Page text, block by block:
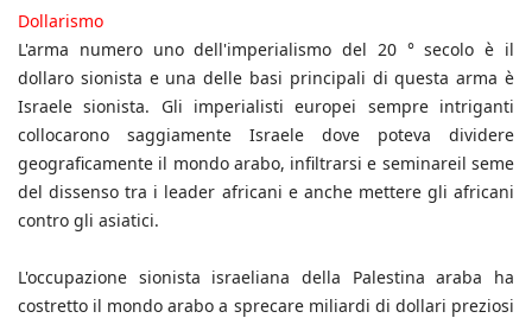
Dollarismo
L'arma numero uno dell'imperialismo del 20 ° secolo è il
dollaro sionista e una delle basi principali di questa arma è
Israele sionista. Gli imperialisti europei sempre intriganti
collocarono saggiamente Israele dove poteva dividere
geograficamente il mondo arabo, infiltrarsi e seminareil seme
del dissenso tra i leader africani e anche mettere gli africani
contro gli asiatici.
L'occupazione sionista israeliana della Palestina araba ha
costretto il mondo arabo a sprecare miliardi di dollari preziosi